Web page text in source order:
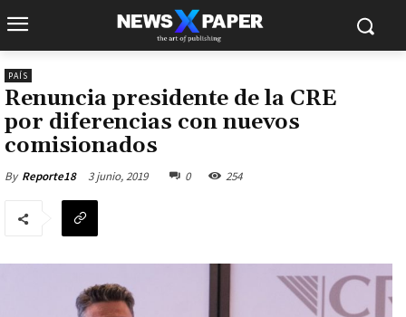
PAÍS
Renuncia presidente de la CRE
por diferencias con nuevos
comisionados
By Reporte18 3 junio, 2019 0 254